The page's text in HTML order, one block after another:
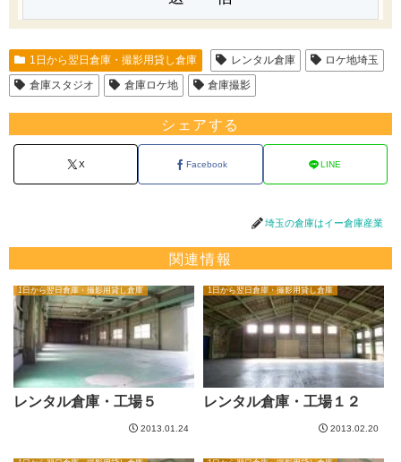
1日から翌日倉庫・撮影用貸し倉庫 レンタル倉庫
ロケ地埼玉
倉庫スタジオ
倉庫ロケ地 倉庫撮影
シェアする
X Facebook LINE
埼玉の倉庫はイー倉庫産業
関連情報
1日から翌日倉庫・撮影用貸し倉庫
レンタル倉庫・工場５
2013.01.24
1日から翌日倉庫・撮影用貸し倉庫
レンタル倉庫・工場１２
2013.02.20